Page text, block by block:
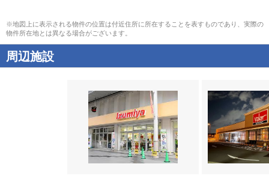
※地図上に表示される物件の位置は付近住所に所在することを表すものであり、実際の
物件所在地とは異なる場合がございます。
周辺施設